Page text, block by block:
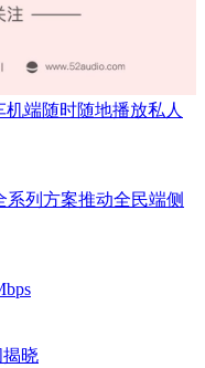
机端随时随地播放私人
列方案推动全民端侧
揭晓